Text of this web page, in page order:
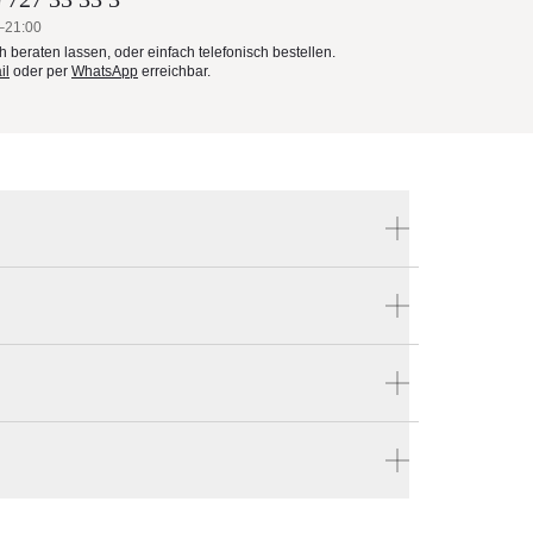
beraten lassen, oder einfach telefonisch bestellen.
oder per WhatsApp erreichbar.